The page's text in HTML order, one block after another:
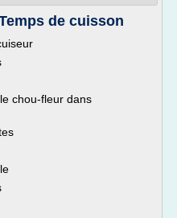
de cuisson
chou-fleur dans